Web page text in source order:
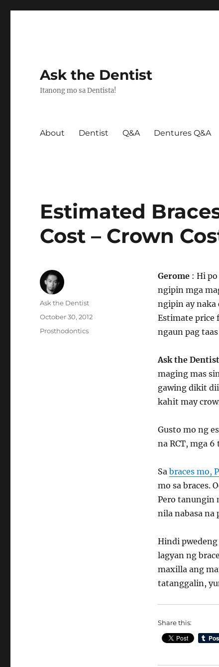
Ask the Dentist
Itanong mo sa Dentista!
About Dentist Q&A Dentures Q&A
Estimated
Cost – Crown
Gerome: Hi po
ngipin mga
ngipin ay naka
Estimate price
ngaun pag
Ask the Dentist
maging mas
gawing dikit
kahit may
Gusto mo ng
na RCT, mga
Sa braces mo,
mo sa braces.
Pero tanungin
nila nabasa na
Hindi
lagyan ng
maxilla ang
tatanggalin,
Share this:
Author
Ask the Dentist
Posted
October 30, 2012
Categories
Prosthodontics